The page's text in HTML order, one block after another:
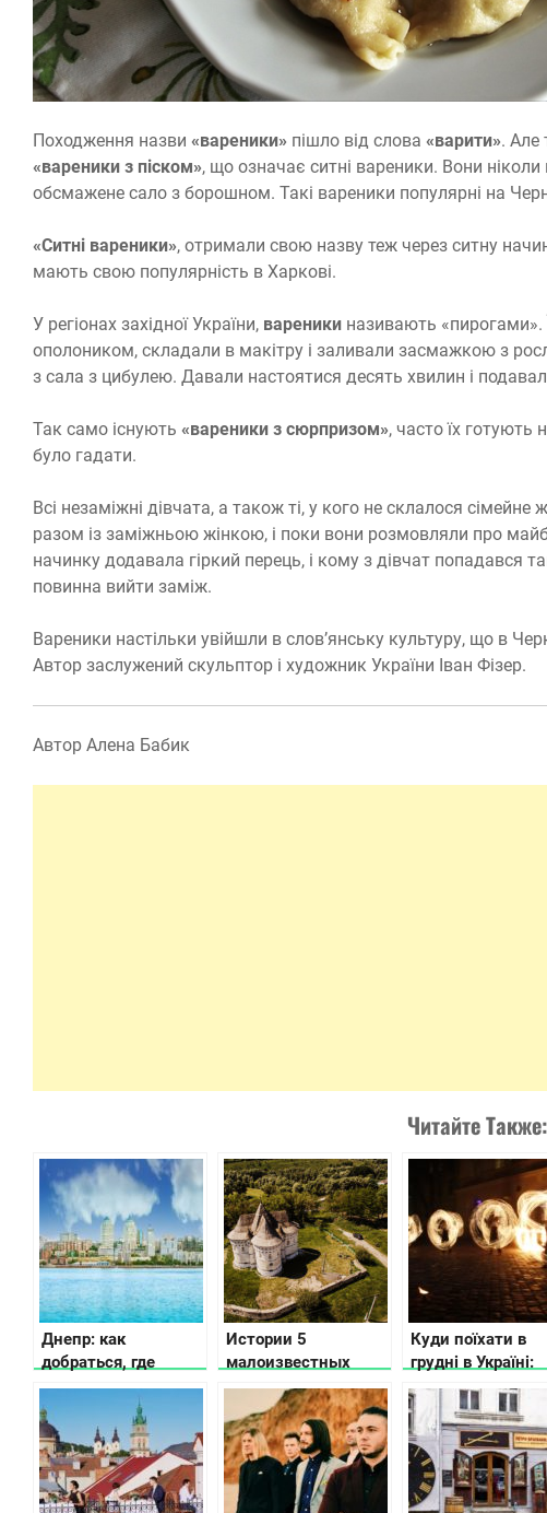
Походження назви «вареники» пішло від слова «варити». Але
«вареники з піском», що означає ситні вареники. Вони
обсмажене сало з борошном. Такі вареники популярні на
«Ситні вареники», отримали свою назву теж через ситну
мають свою популярність в Харкові.
У регіонах західної України, вареники називають «пирогами».
ополоником, складали в макітру і заливали засмажкою з
з сала з цибулею. Давали настоятися десять хвилин і
Так само існують «вареники з сюрпризом», часто їх готують
було гадати.
Всі незаміжні дівчата, а також ті, у кого не склалося
разом із заміжньою жінкою, і поки вони розмовляли про
начинку додавала гіркий перець, і кому з дівчат попадався
повинна вийти заміж.
Вареники настільки увійшли в слов’янську культуру, що в
Автор заслужений скульптор і художник України Іван Фізер.
Автор Алена Бабик
Читайте Также:
Днепр: как
добраться, где
остановиться, что
посмотреть
Истории 5
малоизвестных
замков
Хмельницкой
области
Куди поїхати в
грудні в Україні:
афіша
подій